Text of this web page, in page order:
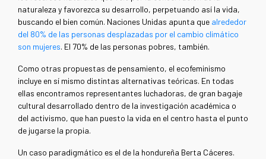
naturaleza y favorezca su desarrollo, perpetuando así la vida,
buscando el bien común. Naciones Unidas apunta que alrededor
del 80% de las personas desplazadas por el cambio climático
son mujeres. El 70% de las personas pobres, también.
Como otras propuestas de pensamiento, el ecofeminismo
incluye en sí mismo distintas alternativas teóricas. En todas
ellas encontramos representantes luchadoras, de gran bagaje
cultural desarrollado dentro de la investigación académica o
del activismo, que han puesto la vida en el centro hasta el punto
de jugarse la propia.
Un caso paradigmático es el de la hondureña Berta Cáceres.